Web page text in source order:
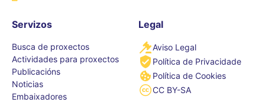
Servizos
Busca de proxectos
Actividades para proxectos
Publicacións
Noticias
Embaixadores
Legal
Aviso Legal
Política de Privacidade
Política de Cookies
CC BY-SA